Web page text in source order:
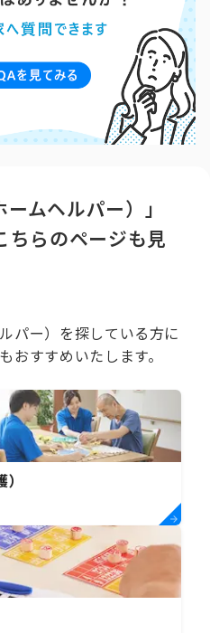
ームヘルパー）」
ちらのページも見
パー）を探している方に
おすすめいたします。